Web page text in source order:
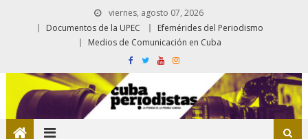
viernes, agosto 07, 2026
Documentos de la UPEC
Efemérides del Periodismo
Medios de Comunicación en Cuba